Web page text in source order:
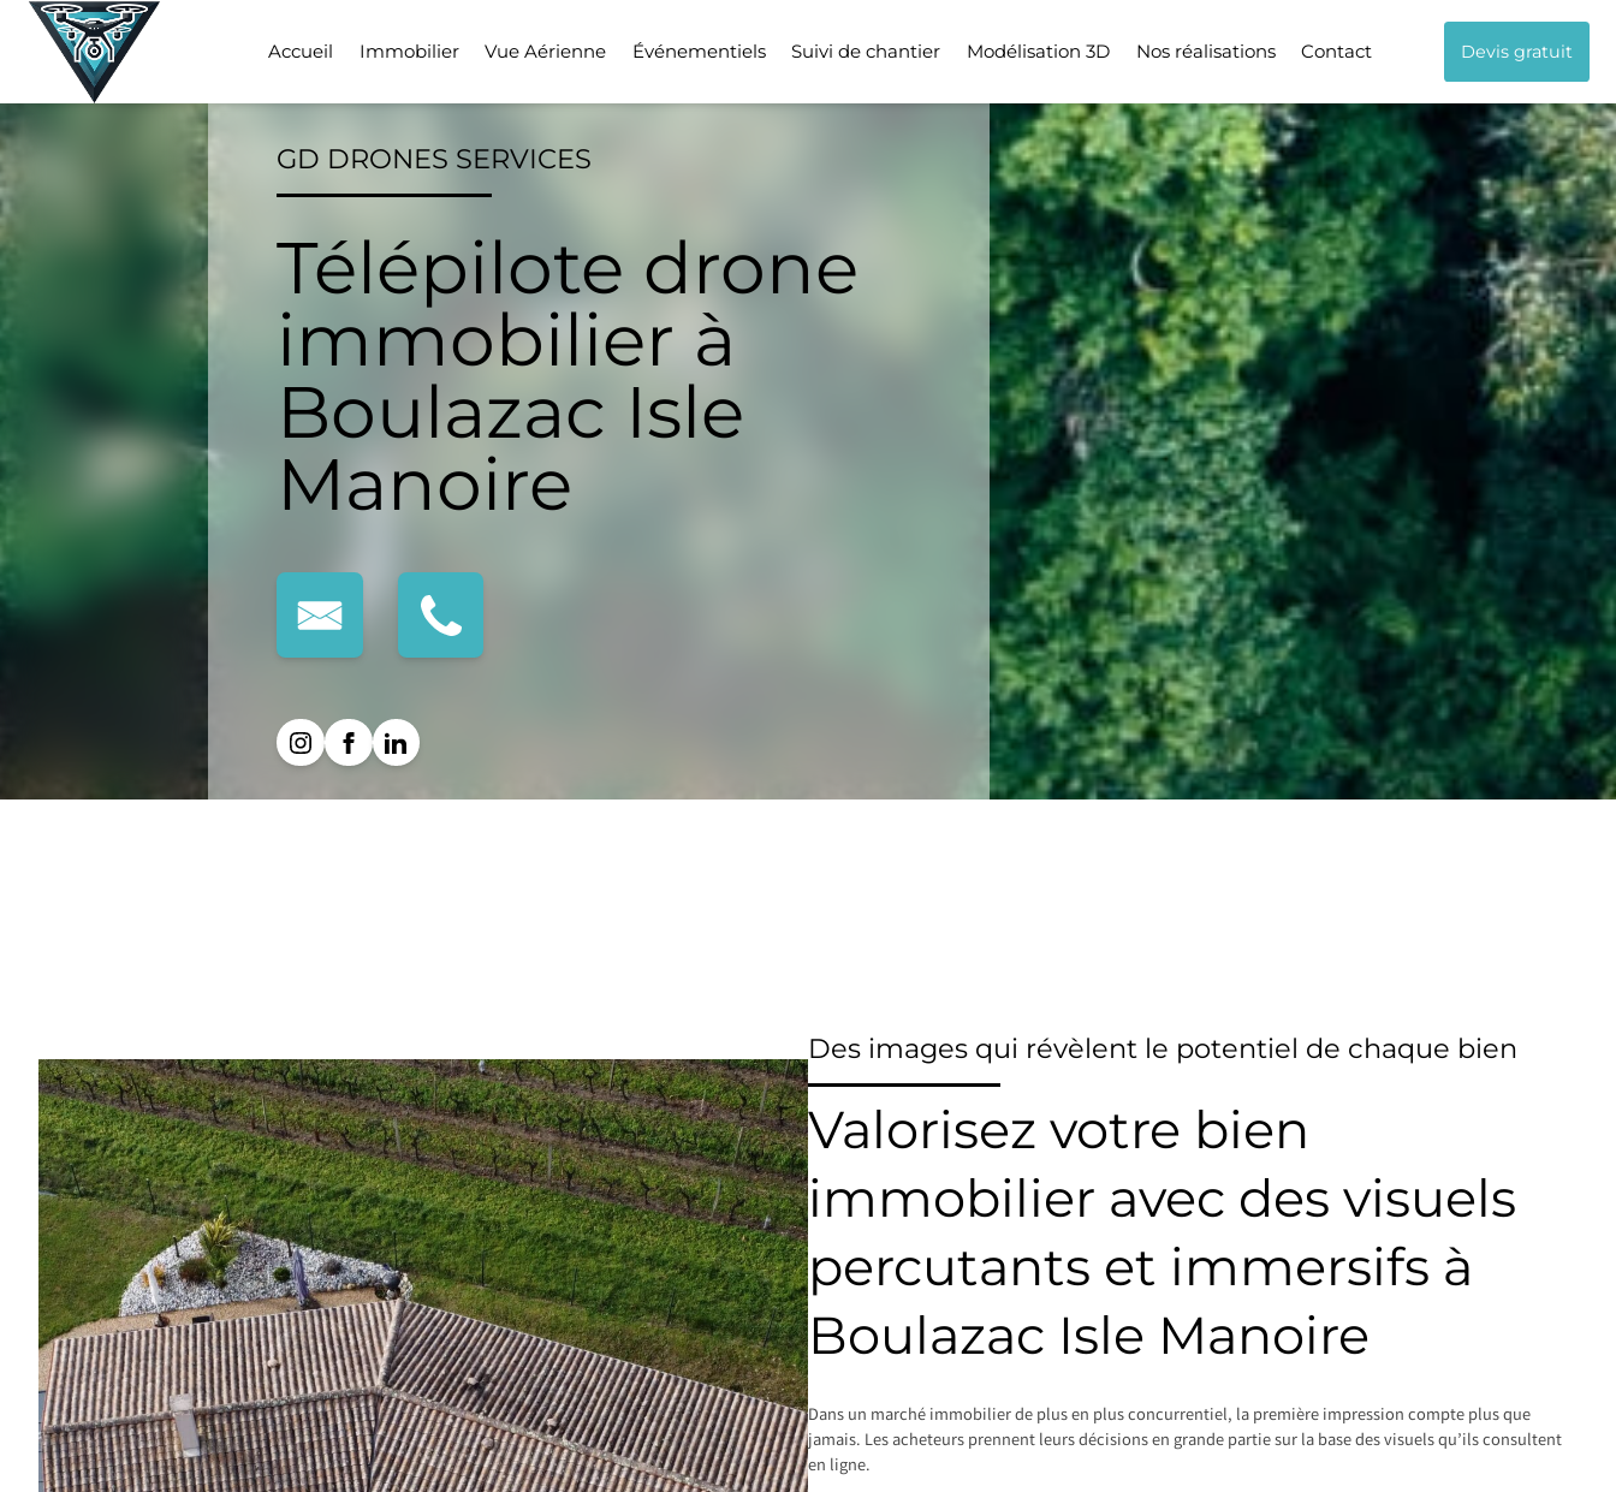
Skip
Accueil Immobilier Vue Aérienne Événementiels Suivi de chantier Modélisation 3D Nos réalisations Contact Devis gratuit
GD DRONES SERVICES
Télépilote drone
immobilier à
Boulazac Isle
Manoire
Des images qui révèlent le potentiel de chaque bien
Valorisez votre bien
immobilier avec des visuels
percutants et immersifs à
Boulazac Isle Manoire
Dans un marché immobilier de plus en plus concurrentiel, la première impression compte plus que
jamais. Les acheteurs prennent leurs décisions en grande partie sur la base des visuels qu’ils consultent
en ligne.